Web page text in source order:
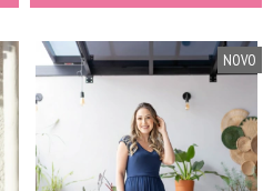
NOVO